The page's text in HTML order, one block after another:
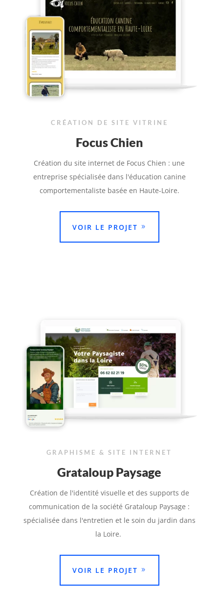
CRÉATION DE SITE VITRINE
Focus Chien
Création du site internet de Focus Chien : une
entreprise spécialisée dans l'éducation canine
comportementaliste basée en Haute-Loire.
VOIR LE PROJET
GRAPHISME & SITE INTERNET
Grataloup Paysage
Création de l'identité visuelle et des supports de
communication de la société Grataloup Paysage :
spécialisée dans l'entretien et le soin du jardin dans
la Loire.
VOIR LE PROJET